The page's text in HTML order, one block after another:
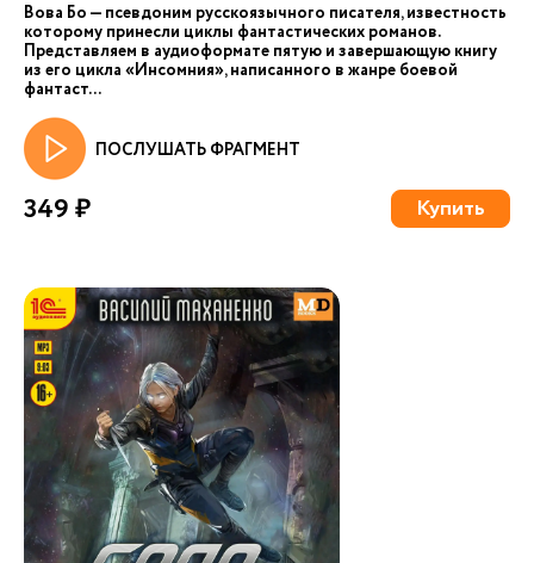
Вова Бо — псевдоним русскоязычного писателя, известность
которому принесли циклы фантастических романов.
Представляем в аудиоформате пятую и завершающую книгу
из его цикла «Инсомния», написанного в жанре боевой
фантаст...
ПОСЛУШАТЬ ФРАГМЕНТ
349 ₽ Купить